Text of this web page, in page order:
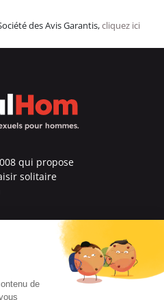
des Avis Garantis,cliquez ici
qui propose
solitaire